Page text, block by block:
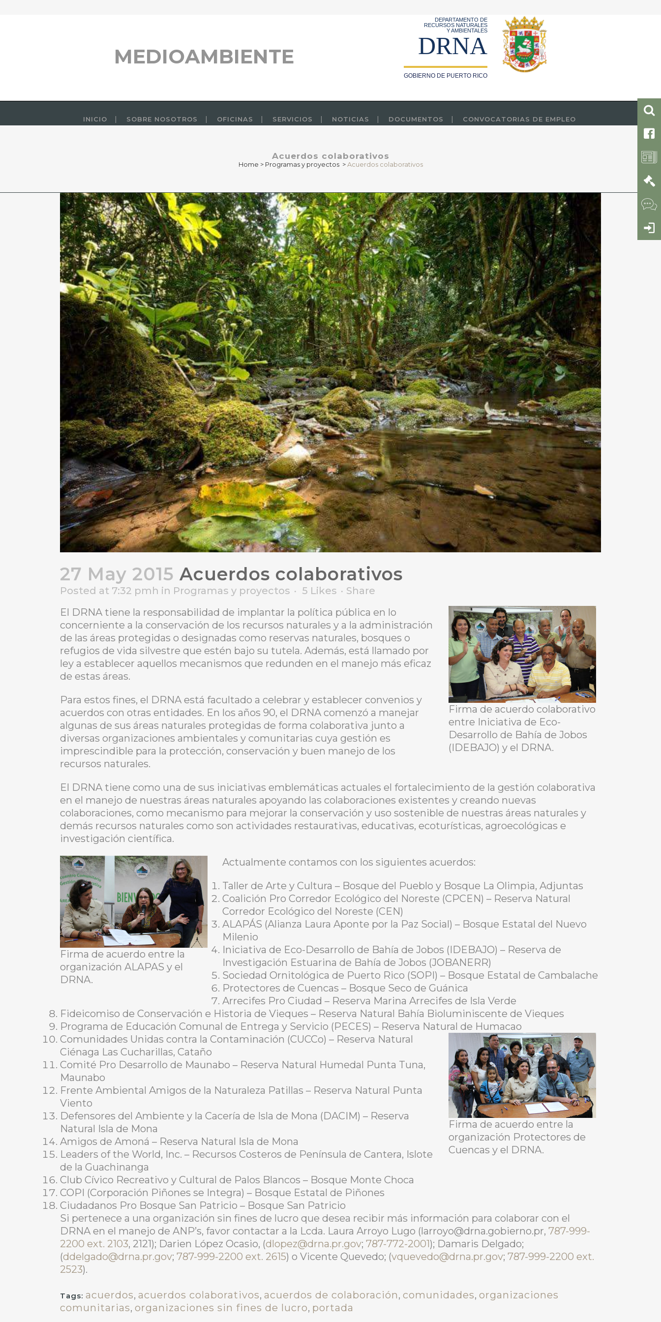
MEDIOAMBIENTE
DEPARTAMENTO DE
RECURSOS NATURALES
Y AMBIENTALES
DRNA
GOBIERNO DE PUERTO RICO
INICIO SOBRE NOSOTROS OFICINAS SERVICIOS NOTICIAS DOCUMENTOS CONVOCATORIAS DE EMPLEO
Acuerdos colaborativos
Home > Programas y proyectos >Acuerdos colaborativos
27 May 2015 Acuerdos colaborativos
Posted at 7:32 pmh in Programas y proyectos 5 Likes Share
Firma de acuerdo colaborativo
entre Iniciativa de Eco-
Desarrollo de Bahía de Jobos
(IDEBAJO) y el DRNA.
El DRNA tiene la responsabilidad de implantar la política pública en lo
concerniente a la conservación de los recursos naturales y a la administración
de las áreas protegidas o designadas como reservas naturales, bosques o
refugios de vida silvestre que estén bajo su tutela. Además, está llamado por
ley a establecer aquellos mecanismos que redunden en el manejo más eficaz
de estas áreas.
Para estos fines, el DRNA está facultado a celebrar y establecer convenios y
acuerdos con otras entidades. En los años 90, el DRNA comenzó a manejar
algunas de sus áreas naturales protegidas de forma colaborativa junto a
diversas organizaciones ambientales y comunitarias cuya gestión es
imprescindible para la protección, conservación y buen manejo de los
recursos naturales.
El DRNA tiene como una de sus iniciativas emblemáticas actuales el fortalecimiento de la gestión colaborativa
en el manejo de nuestras áreas naturales apoyando las colaboraciones existentes y creando nuevas
colaboraciones, como mecanismo para mejorar la conservación y uso sostenible de nuestras áreas naturales y
demás recursos naturales como son actividades restaurativas, educativas, ecoturísticas, agroecológicas e
investigación científica.
Firma de acuerdo entre la
organización ALAPAS y el
DRNA.
Actualmente contamos con los siguientes acuerdos:
Taller de Arte y Cultura – Bosque del Pueblo y Bosque La Olimpia, Adjuntas
Coalición Pro Corredor Ecológico del Noreste (CPCEN) – Reserva Natural
Corredor Ecológico del Noreste (CEN)
ALAPÁS (Alianza Laura Aponte por la Paz Social) – Bosque Estatal del Nuevo
Milenio
Iniciativa de Eco-Desarrollo de Bahía de Jobos (IDEBAJO) – Reserva de
Investigación Estuarina de Bahía de Jobos (JOBANERR)
Sociedad Ornitológica de Puerto Rico (SOPI) – Bosque Estatal de Cambalache
Protectores de Cuencas – Bosque Seco de Guánica
Arrecifes Pro Ciudad – Reserva Marina Arrecifes de Isla Verde
Fideicomiso de Conservación e Historia de Vieques – Reserva Natural Bahía Bioluminiscente de Vieques
Programa de Educación Comunal de Entrega y Servicio (PECES) – Reserva Natural de Humacao
Firma de acuerdo entre la
organización Protectores de
Cuencas y el DRNA.
Comunidades Unidas contra la Contaminación (CUCCo) – Reserva Natural
Ciénaga Las Cucharillas, Cataño
Comité Pro Desarrollo de Maunabo – Reserva Natural Humedal Punta Tuna,
Maunabo
Frente Ambiental Amigos de la Naturaleza Patillas – Reserva Natural Punta
Viento
Defensores del Ambiente y la Cacería de Isla de Mona (DACIM) – Reserva
Natural Isla de Mona
Amigos de Amoná – Reserva Natural Isla de Mona
Leaders of the World, Inc. – Recursos Costeros de Península de Cantera, Islote
de la Guachinanga
Club Cívico Recreativo y Cultural de Palos Blancos – Bosque Monte Choca
COPI (Corporación Piñones se Integra) – Bosque Estatal de Piñones
Ciudadanos Pro Bosque San Patricio – Bosque San Patricio
Si pertenece a una organización sin fines de lucro que desea recibir más información para colaborar con el
DRNA en el manejo de ANP’s, favor contactar a la Lcda. Laura Arroyo Lugo (larroyo@drna.gobierno.pr, 787-999-
2200 ext. 2103, 2121); Darien López Ocasio, (dlopez@drna.pr.gov; 787-772-2001); Damaris Delgado;
(ddelgado@drna.pr.gov; 787-999-2200 ext. 2615) o Vicente Quevedo; (vquevedo@drna.pr.gov; 787-999-2200 ext.
2523).
Tags: acuerdos, acuerdos colaborativos, acuerdos de colaboración, comunidades, organizaciones
comunitarias, organizaciones sin fines de lucro, portada